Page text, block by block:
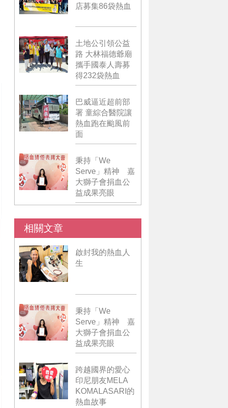
店募集86袋熱血
土地公引領公益
路 大林福德爺廟
攜手國泰人壽募
得232袋熱血
巴威逼近超前部
署 童綜合醫院讓
熱血跑在颱風前
面
秉持「We
Serve」精神 嘉
大獅子會捐血公
益成果亮眼
相關文章
啟封我的熱血人
生
秉持「We
Serve」精神 嘉
大獅子會捐血公
益成果亮眼
跨越國界的愛心
印尼朋友MELA
KOMALASARI的
熱血故事